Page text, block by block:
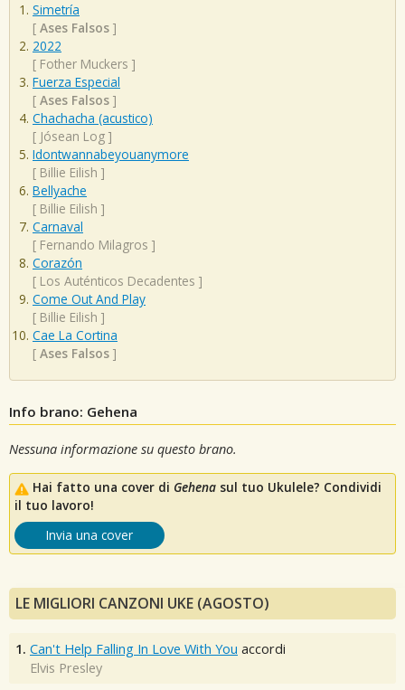
Simetría
[ Ases Falsos ]
2022
[ Fother Muckers ]
Fuerza Especial
[ Ases Falsos ]
Chachacha (acustico)
[ Jósean Log ]
Idontwannabeyouanymore
[ Billie Eilish ]
Bellyache
[ Billie Eilish ]
Carnaval
[ Fernando Milagros ]
Corazón
[ Los Auténticos Decadentes ]
Come Out And Play
[ Billie Eilish ]
Cae La Cortina
[ Ases Falsos ]
Info brano: Gehena
Nessuna informazione su questo brano.
Hai fatto una cover di Gehena sul tuo Ukulele? Condividi
il tuo lavoro!
Invia una cover
LE MIGLIORI CANZONI UKE (AGOSTO)
1. Can't Help Falling In Love With You accordi
Elvis Presley